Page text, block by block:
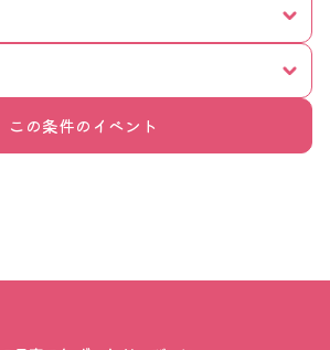
この条件のイベント